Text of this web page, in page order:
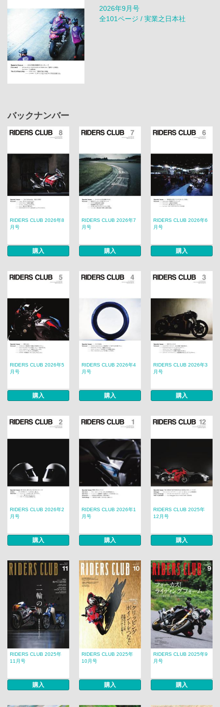
2026年9月号
全101ページ / 実業之日本社
バックナンバー
RIDERS CLUB 2026年8
月号
購入
RIDERS CLUB 2026年7
月号
購入
RIDERS CLUB 2026年6
月号
購入
RIDERS CLUB 2026年5
月号
購入
RIDERS CLUB 2026年4
月号
購入
RIDERS CLUB 2026年3
月号
購入
RIDERS CLUB 2026年2
月号
購入
RIDERS CLUB 2026年1
月号
購入
RIDERS CLUB 2025年
12月号
購入
RIDERS CLUB 2025年
11月号
購入
RIDERS CLUB 2025年
10月号
購入
RIDERS CLUB 2025年9
月号
購入